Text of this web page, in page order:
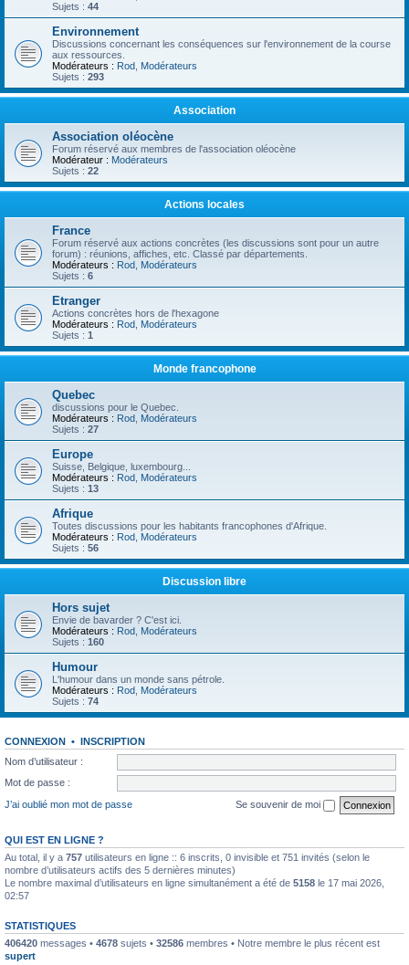
Sujets : 44
Environnement
Discussions concernant les conséquences sur l'environnement de la course
aux ressources.
Modérateurs : Rod Modérateurs
Sujets : 293
Association
Association oléocène
Forum réservé aux membres de l'association oléocène
Modérateur : Modérateurs
Sujets : 22
Actions locales
France
Forum réservé aux actions concrètes (les discussions sont pour un autre
forum) : réunions, affiches, etc. Classé par départements.
Modérateurs : Rod Modérateurs
Sujets : 6
Etranger
Actions concrètes hors de l'hexagone
Modérateurs : Rod Modérateurs
Sujets : 1
Monde francophone
Quebec
discussions pour le Quebec.
Modérateurs : Rod Modérateurs
Sujets : 27
Europe
Suisse, Belgique, luxembourg...
Modérateurs : Rod Modérateurs
Sujets : 13
Afrique
Toutes discussions pour les habitants francophones d'Afrique.
Modérateurs : Rod Modérateurs
Sujets : 56
Discussion libre
Hors sujet
Envie de bavarder ? C'est ici.
Modérateurs : Rod Modérateurs
Sujets : 160
Humour
L'humour dans un monde sans pétrole.
Modérateurs : Rod Modérateurs
Sujets : 74
CONNEXION • INSCRIPTION
Nom d’utilisateur :
Mot de passe :
J’ai oublié mon mot de passe
Se souvenir de moi
QUI EST EN LIGNE ?
Au total, il y a 757 utilisateurs en ligne :: 6 inscrits, 0 invisible et 751 invités (selon le
nombre d’utilisateurs actifs des 5 dernières minutes)
Le nombre maximal d’utilisateurs en ligne simultanément a été de 5158 le 17 mai 2026,
02:57
STATISTIQUES
406420 messages • 4678 sujets • 32586 membres • Notre membre le plus récent est
supert